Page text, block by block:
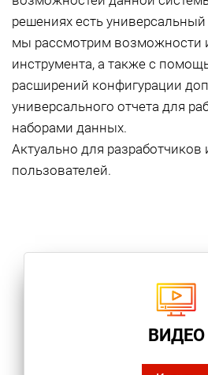
решениях есть
мы рассмотрим возможности
инструмента, а также с
расширений конфигурации
универсального отчета для
наборами данных.
Актуально для
пользователей.
ВИДЕО